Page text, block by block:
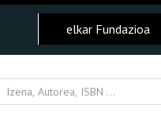
elkar Fundazioa